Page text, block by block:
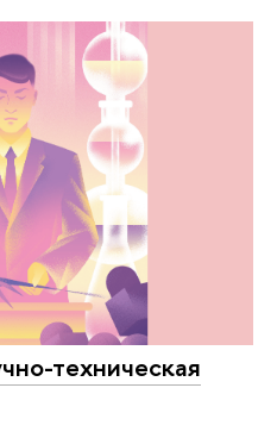
техническая